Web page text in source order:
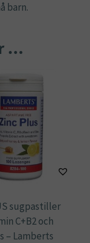
barn.
…
sugpastiller
C+B2 och
– Lamberts